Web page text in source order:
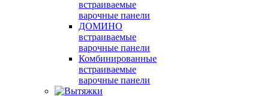
встраиваемые
варочные панели
ДОМИНО
встраиваемые
варочные панели
Комбинированные
встраиваемые
варочные панели